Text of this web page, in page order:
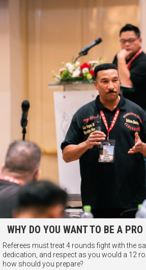
WHY DO YOU WANT TO BE A PRO
Referees must treat 4 rounds fight with the
dedication, and respect as you would a 12
how should you prepare?